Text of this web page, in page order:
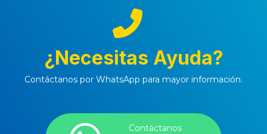
¿Necesitas Ayuda?
Contáctanos por WhatsApp para mayor información.
Contáctanos